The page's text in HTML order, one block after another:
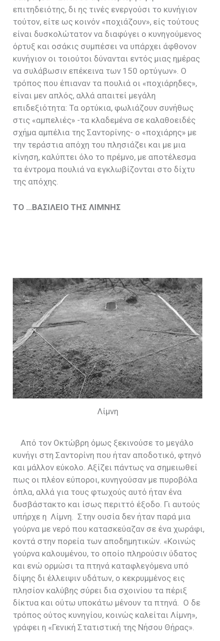
επιτηδειότης, δι ης τινές ενεργούσι το κυνήγιον
τούτον, είτε ως κοινόν «ποχιάζουν», είς τούτους
είναι δυσκολώτατον να διαφύγει ο κυνηγούμενος
όρτυξ και οσάκις συμπέσει να υπάρχει άφθονον
κυνήγιον οι τοιούτοι δύνανται εντός μιας ημέρας
να συλάβωσιν επέκεινα των 150 ορτύγων». Ο
τρόπος που έπιαναν τα πουλιά οι «ποχιάρηδες»,
είναι μεν απλός, αλλά απαιτεί μεγάλη
επιδεξιότητα: Τα ορτύκια, φωλιάζουν συνήθως
στις «αμπελιές» -τα κλαδεμένα σε καλαθοειδές
σχήμα αμπέλια της Σαντορίνης- ο «ποχιάρης» με
την τεράστια απόχη του πλησιάζει και με μια
κίνηση, καλύπτει όλο το πρέμνο, με αποτέλεσμα
τα έντρομα πουλιά να εγκλωβίζονται στο δίχτυ
της απόχης.
ΤΟ …ΒΑΣΙΛΕΙΟ ΤΗΣ ΛΙΜΝΗΣ
Λίμνη
Από τον Οκτώβρη όμως ξεκινούσε το μεγάλο
κυνήγι στη Σαντορίνη που ήταν αποδοτικό, φτηνό
και μάλλον εύκολο. Αξίζει πάντως να σημειωθεί
πως οι πλέον εύποροι, κυνηγούσαν με πυροβόλα
όπλα, αλλά για τους φτωχούς αυτό ήταν ένα
δυσβάστακτο και ίσως περιττό έξοδο. Γι αυτούς
υπήρχε η Λίμνη. Στην ουσία δεν ήταν παρά μια
γούρνα με νερό που κατασκεύαζαν σε ένα χωράφι,
κοντά στην πορεία των αποδημητικών. «Κοινώς
γούρνα καλουμένου, το οποίο πληρούσιν ύδατος
και ενώ ορμώσι τα πτηνά καταφλεγόμενα υπό
δίψης δι έλλειψιν υδάτων, ο κεκρυμμένος εις
πλησίον καλύβης σύρει δια σχοινίου τα πέριξ
δίκτυα και ούτω υποκάτω μένουν τα πτηνά. Ο δε
τρόπος ούτος κυνηγίου, κοινώς καλείται Λίμνη»,
γράφει η «Γενική Στατιστική της Νήσου Θήρας».